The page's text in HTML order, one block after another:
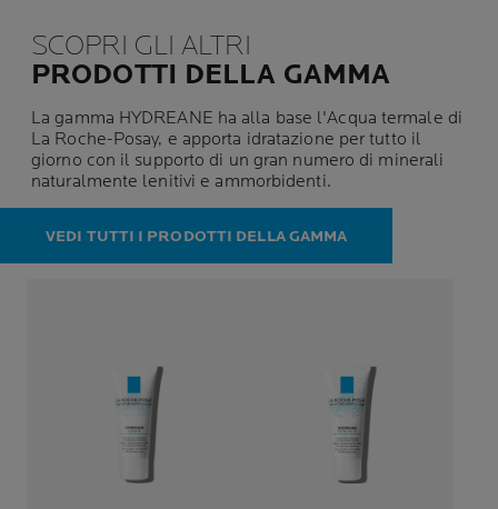
SCOPRI GLI ALTRI
PRODOTTI DELLA GAMMA
La gamma HYDREANE ha alla base l'Acqua termale di
La Roche-Posay, e apporta idratazione per tutto il
giorno con il supporto di un gran numero di minerali
naturalmente lenitivi e ammorbidenti.
VEDI TUTTI I PRODOTTI DELLA GAMMA